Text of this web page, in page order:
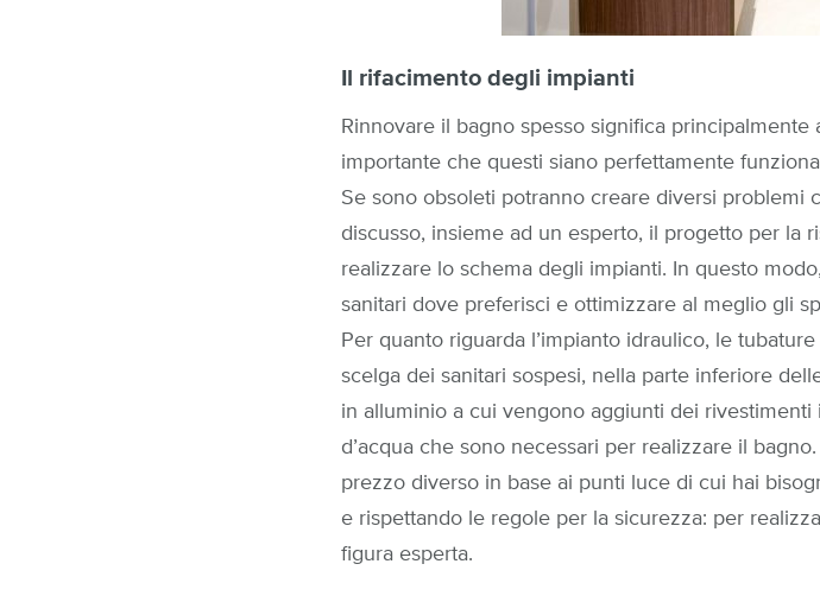
Il rifacimento degli impianti
Rinnovare il bagno spesso significa
importante che questi siano perfettamente
Se sono obsoleti potranno creare diversi problemi
discusso, insieme ad un esperto, il progetto per la
realizzare lo schema degli impianti. In questo
sanitari dove preferisci e ottimizzare al meglio gli
Per quanto riguarda l’impianto idraulico, le
scelga dei sanitari sospesi, nella parte inferiore
in alluminio a cui vengono aggiunti dei rivestimenti
d’acqua che sono necessari per realizzare il
prezzo diverso in base ai punti luce di cui hai
e rispettando le regole per la sicurezza: per
figura esperta.